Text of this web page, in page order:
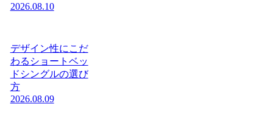
2026.08.10
デザイン性にこだ
わるショートベッ
ドシングルの選び
方
2026.08.09